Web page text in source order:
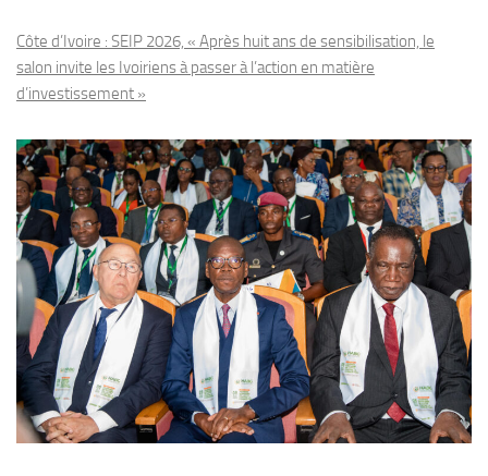
Côte d’Ivoire : SEIP 2026, « Après huit ans de sensibilisation, le
salon invite les Ivoiriens à passer à l’action en matière
d’investissement »